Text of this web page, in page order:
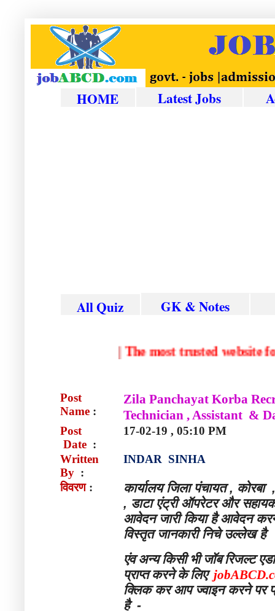
HOME Latest Jobs
All Quiz GK & Notes
|The most trusted
Post
Name :
Zila Panchayat Korba
Technician , Assistant &
Post
Date :
17-02-19 , 05:10 PM
Written
By :
INDAR SINHA
विवरण :
कार्यालय जिला पंचायत , कोरबा
, डाटा एंट्री ऑपरेटर और
आवेदन जारी किया है आवेदन
विस्तृत जानकारी निचे उल्लेख है
एंव अन्य किसी भी जॉब रिजल्ट
प्राप्त करने के लिए
क्लिक कर आप ज्वाइन करने पर
है -